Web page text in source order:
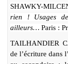
SHAWKY-
rien ! Usages
ailleurs… Paris :
TAILHANDIER
de l’écriture dans